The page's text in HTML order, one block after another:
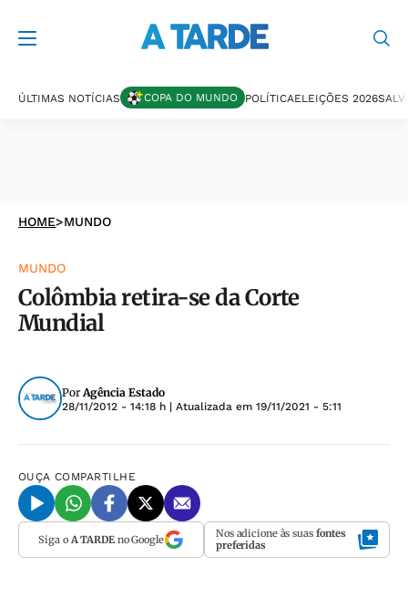
ÚLTIMAS NOTÍCIAS COPA DO MUNDO POLÍTICAELEIÇÕES 2026
HOME>MUNDO
MUNDO
Colômbia retira-se da Corte
Mundial
PorAgência Estado
28/11/2012 - 14:18 h | Atualizada em 19/11/2021 - 5:11
OUÇA COMPARTILHE
Siga o A TARDEno Google Nos adicione às suas fontes
preferidas